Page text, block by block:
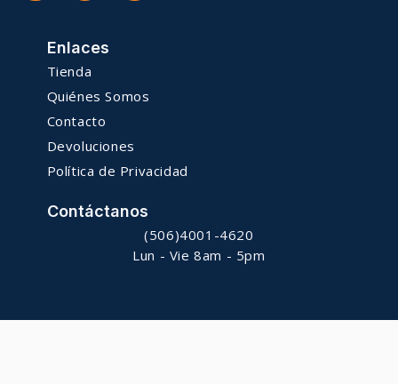
Enlaces
Tienda
Quiénes Somos
Contacto
Devoluciones
Política de Privacidad
Contáctanos
(506)4001-4620
Lun - Vie 8am - 5pm